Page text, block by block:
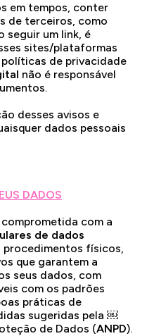
em tempos, conter
de terceiros, como
seguir um link, é
sites/plataformas
de privacidade
não é responsável ​​
desses avisos e
dados pessoais
DADOS
comprometida com a
de dados
procedimentos físicos,
que garantem a
seus dados, com
com os padrões
práticas de
sugeridas pela ​￼​
de Dados (ANPD).